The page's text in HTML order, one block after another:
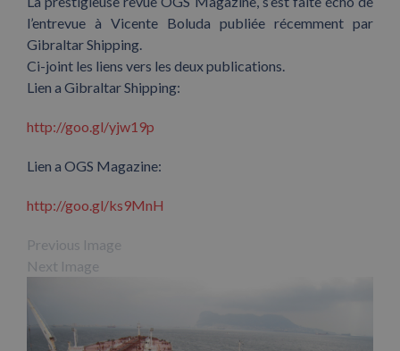
l’entrevue à Vicente Boluda publiée récemment par
Gibraltar Shipping.
Ci-joint les liens vers les deux publications.
Lien a Gibraltar Shipping:
http://goo.gl/yjw19p
Lien a OGS Magazine:
http://goo.gl/ks9MnH
Previous Image
Next Image